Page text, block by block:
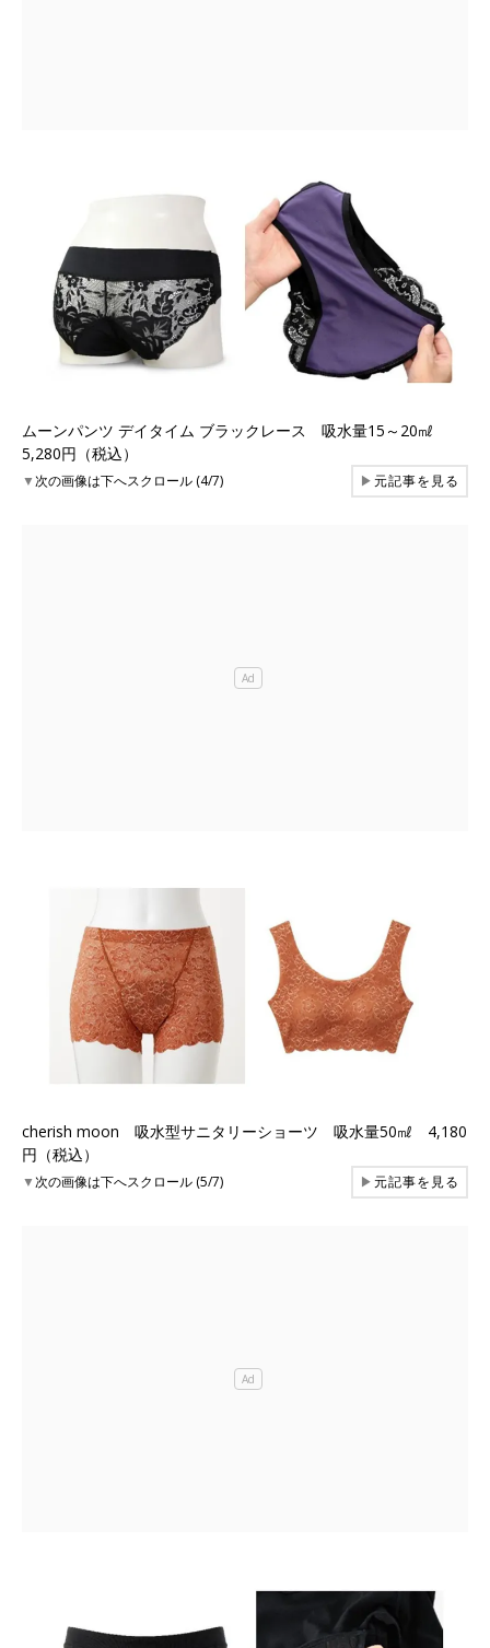
ムーンパンツ デイタイム ブラックレース 吸水量15～20㎖
5,280円（税込）
▼次の画像は下へスクロール (4/7) ▶元記事を見る
cherish moon 吸水型サニタリーショーツ 吸水量50㎖ 4,180
円（税込）
▼次の画像は下へスクロール (5/7) ▶元記事を見る